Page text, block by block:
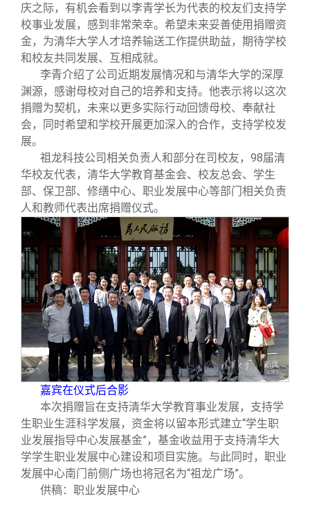
制度法规
联系我们
庆之际，有机会看到以李青学长为代表的校友们支持学
校事业发展，感到非常荣幸。希望未来妥善使用捐赠资
金，为清华大学人才培养输送工作提供助益，期待学校
和校友共同发展、互相成就。
李青介绍了公司近期发展情况和与清华大学的深厚
渊源，感谢母校对自己的培养和支持。他表示将以这次
捐赠为契机，未来以更多实际行动回馈母校、奉献社
会，同时希望和学校开展更加深入的合作，支持学校发
展。
祖龙科技公司相关负责人和部分在司校友，98届清
华校友代表，清华大学教育基金会、校友总会、学生
部、保卫部、修缮中心、职业发展中心等部门相关负责
人和教师代表出席捐赠仪式。
嘉宾在仪式后合影
本次捐赠旨在支持清华大学教育事业发展，支持学
生职业生涯科学发展，资金将以留本形式建立“学生职
业发展指导中心发展基金”，基金收益用于支持清华大
学学生职业发展中心建设和项目实施。与此同时，职业
发展中心南门前侧广场也将冠名为“祖龙广场”。
供稿：职业发展中心